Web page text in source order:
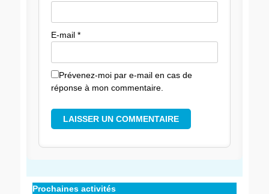
E-mail *
Prévenez-moi par e-mail en cas de
réponse à mon commentaire.
Prochaines activités